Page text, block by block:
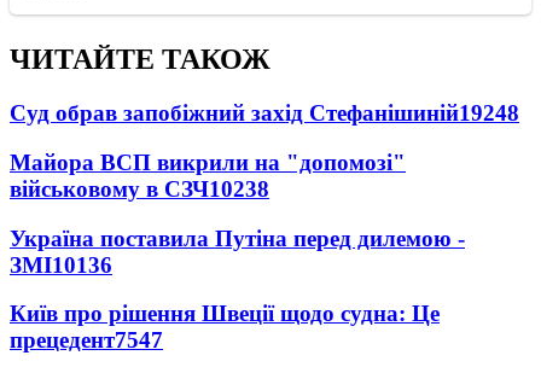
ЧИТАЙТЕ ТАКОЖ
Суд обрав запобіжний захід Стефанішиній19248
Майора ВСП викрили на "допомозі"
військовому в СЗЧ10238
Україна поставила Путіна перед дилемою -
ЗМІ10136
Київ про рішення Швеції щодо судна: Це
прецедент7547